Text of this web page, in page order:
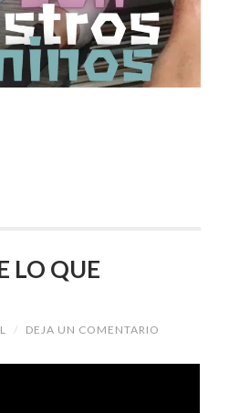
LO QUE
/ DEJA UN COMENTARIO